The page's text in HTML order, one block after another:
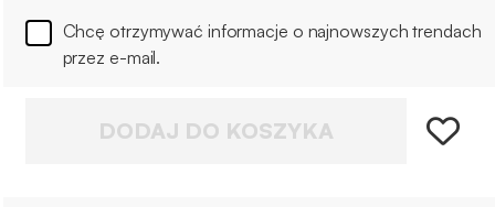
Chcę otrzymywać informacje o najnowszych trendach
przez e-mail.
DODAJ DO KOSZYKA